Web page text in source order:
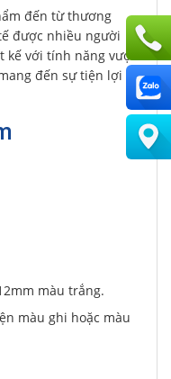
đến từ thương
được nhiều người
kế với tính năng vượt
đến sự tiện lợi
màu trắng.
màu ghi hoặc màu